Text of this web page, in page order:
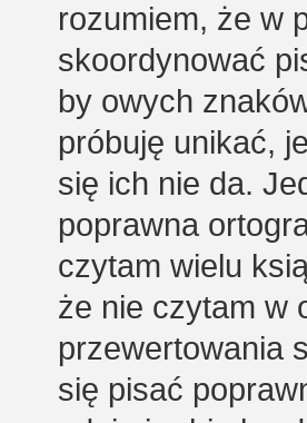
rozumiem, że w
skoordynować
by owych
próbuję unikać,
się ich nie da.
poprawna
czytam wielu
że nie czytam w
przewertowania
się pisać